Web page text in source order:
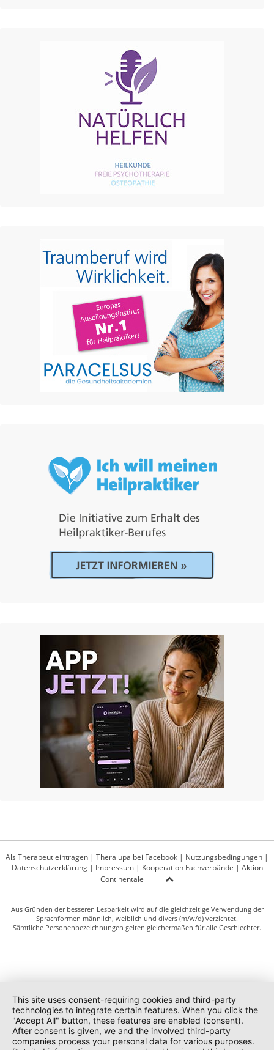
Als Therapeut eintragen | Theralupa bei Facebook | Nutzungsbedingungen |
Datenschutzerklärung| Impressum| Kooperation Fachverbände | Aktion
Continentale
Aus Gründen der besseren Lesbarkeit wird auf die gleichzeitige Verwendung der
Sprachformen männlich, weiblich und divers (m/w/d) verzichtet.
Sämtliche Personenbezeichnungen gelten gleichermaßen für alle Geschlechter.
This site uses consent-requiring cookies and third-party
technologies to integrate certain features. When you click the
"Accept All" button, these features are enabled (consent).
After consent is given, we and the involved third-party
companies process your personal data for various purposes.